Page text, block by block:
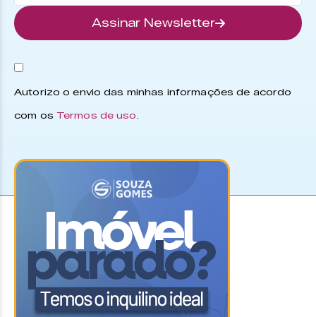
Assinar Newsletter
Autorizo o envio das minhas informações de acordo
com os Termos de uso.